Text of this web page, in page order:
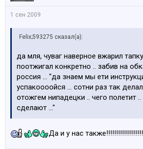
1 сен 2009
Felix;593275 сказал(а):
да мля, чуваг наверное вжарил
поотжигал конкретно .. забив на
россия ... "да знаем мы ети
успакоооойся ... сотни раз так
отожгем нипадецки .. чего полетит ..
сделают ..."
Да и у нас